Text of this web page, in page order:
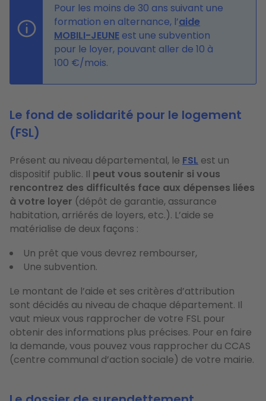
Pour les moins de 30 ans suivant une
formation en alternance, l’aide
MOBILI-JEUNE est une subvention
pour le loyer, pouvant aller de 10 à
100 €/mois.
Le fond de solidarité pour le logement
(FSL)
Présent au niveau départemental, le FSL est un
dispositif public. Il peut vous soutenir si vous
rencontrez des difficultés face aux dépenses liées
à votre loyer (dépôt de garantie, assurance
habitation, arriérés de loyers, etc.). L’aide se
matérialise de deux façons :
Un prêt que vous devrez rembourser,
Une subvention.
Le montant de l’aide et ses critères d’attribution
sont décidés au niveau de chaque département. Il
vaut mieux vous rapprocher de votre FSL pour
obtenir des informations plus précises. Pour en faire
la demande, vous pouvez vous rapprocher du CCAS
(centre communal d’action sociale) de votre mairie.